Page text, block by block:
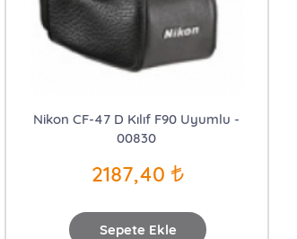
Sepete Ekle
Nikon CF-47 D Kılıf F90 Uyumlu -
00830
2187,40